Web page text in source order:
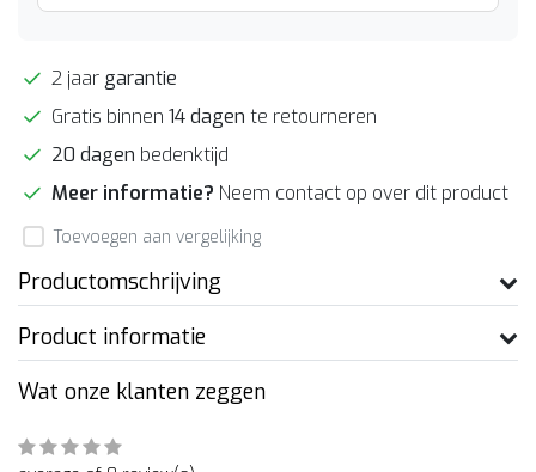
2 jaar garantie
Gratis binnen 14 dagen te retourneren
20 dagen bedenktijd
Meer informatie? Neem contact op over dit product
Toevoegen aan vergelijking
Productomschrijving
Product informatie
Wat onze klanten zeggen